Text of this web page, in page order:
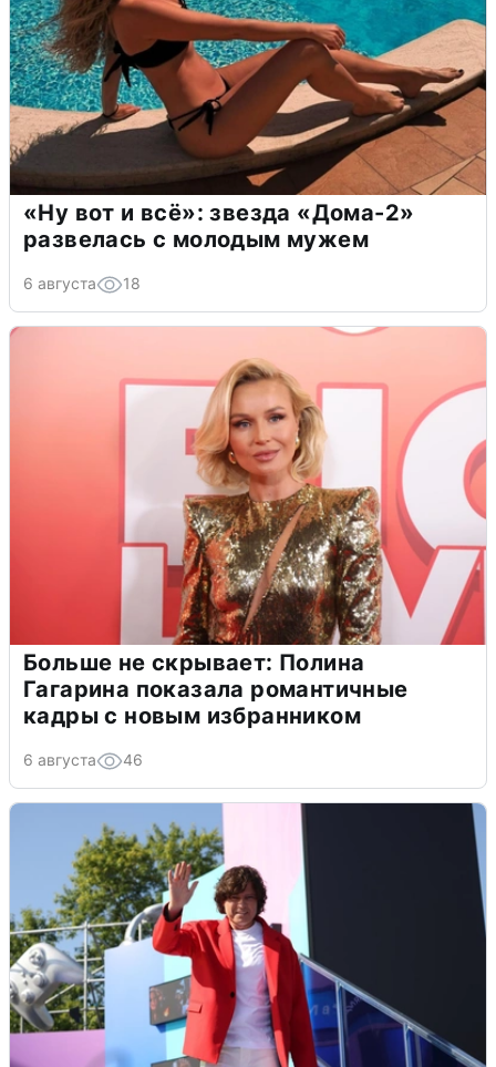
«Ну вот и всё»: звезда «Дома-2»
развелась с молодым мужем
6 августа 18
Больше не скрывает: Полина
Гагарина показала романтичные
кадры с новым избранником
6 августа 46